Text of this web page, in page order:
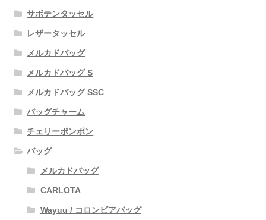
サボテンタッセル
レザータッセル
メルカドバッグ
メルカドバッグ S
メルカドバッグ SSC
バッグチャーム
チェリーポンポン
バッグ
メルカドバッグ
CARLOTA
Wayuu / コロンビアバッグ